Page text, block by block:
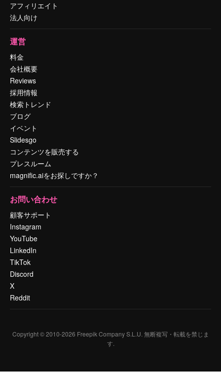
アフィリエイト
法人向け
運営
料金
会社概要
Reviews
採用情報
検索トレンド
ブログ
イベント
Slidesgo
コンテンツを販売する
プレスルーム
magnific.aiをお探しですか？
お問い合わせ
顧客サポート
Instagram
YouTube
LinkedIn
TikTok
Discord
X
Reddit
Copyright © 2010-2026 Freepik Company S.L.U. 無断複写・転載を禁じま
す.